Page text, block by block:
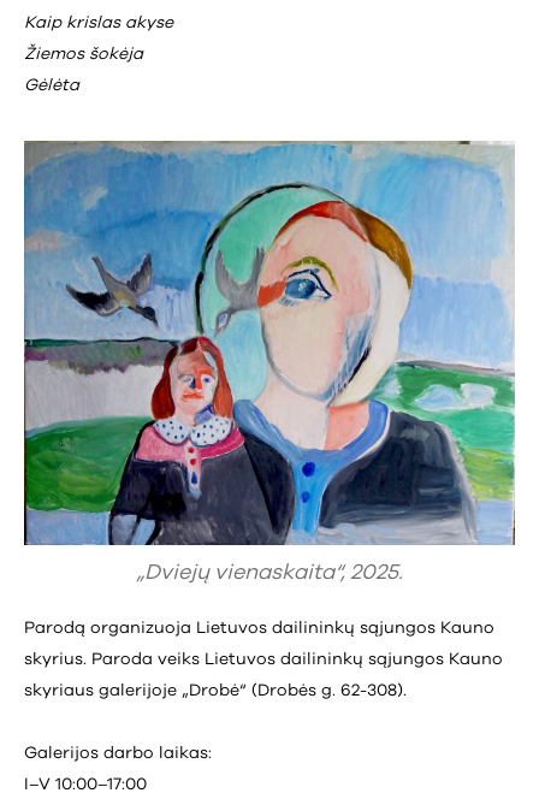
Kaip krislas akyse
Žiemos šokėja
Gėlėta
„Dviejų vienaskaita“, 2025.
Parodą organizuoja Lietuvos dailininkų sąjungos Kauno
skyrius. Paroda veiks Lietuvos dailininkų sąjungos Kauno
skyriaus galerijoje „Drobė“ (Drobės g. 62-308).
Galerijos darbo laikas:
I–V 10:00–17:00